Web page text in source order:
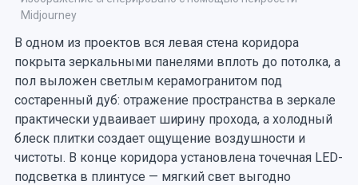
Midjourney
В одном из проектов вся левая стена коридора
покрыта зеркальными панелями вплоть до потолка, а
пол выложен светлым керамогранитом под
состаренный дуб: отражение пространства в зеркале
практически удваивает ширину прохода, а холодный
блеск плитки создает ощущение воздушности и
чистоты. В конце коридора установлена точечная LED-
подсветка в плинтусе — мягкий свет выгодно